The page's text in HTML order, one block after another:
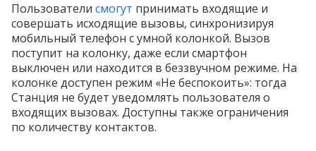
Пользователи смогут принимать входящие и
совершать исходящие вызовы, синхронизируя
мобильный телефон с умной колонкой. Вызов
поступит на колонку, даже если смартфон
выключен или находится в беззвучном режиме. На
колонке доступен режим «Не беспокоить»: тогда
Станция не будет уведомлять пользователя о
входящих вызовах. Доступны также ограничения
по количеству контактов.